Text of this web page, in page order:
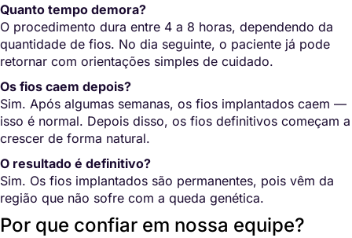
Quanto tempo demora?
O procedimento dura entre 4 a 8 horas, dependendo da
quantidade de fios. No dia seguinte, o paciente já pode
retornar com orientações simples de cuidado.
Os fios caem depois?
Sim. Após algumas semanas, os fios implantados caem —
isso é normal. Depois disso, os fios definitivos começam a
crescer de forma natural.
O resultado é definitivo?
Sim. Os fios implantados são permanentes, pois vêm da
região que não sofre com a queda genética.
Por que confiar em nossa equipe?